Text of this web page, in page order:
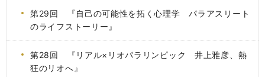
第29回 『自己の可能性を拓く心理学 パラアスリート
のライフストーリー』
第28回 『リアル×リオパラリンピック 井上雅彦、熱
狂のリオへ』